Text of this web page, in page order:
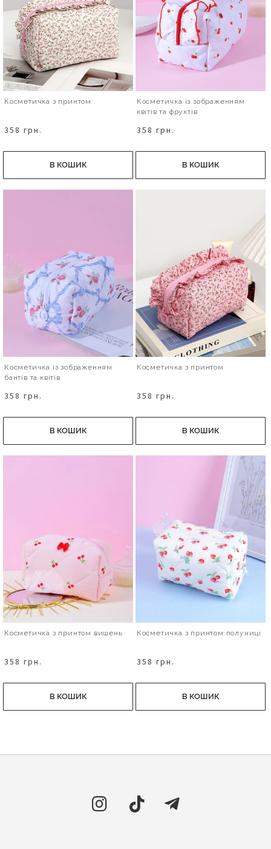
Косметичка з принтом
358 грн.
В КОШИК
Косметичка із зображенням
квітів та фруктів
358 грн.
В КОШИК
Косметичка із зображенням
бантів та квітів
358 грн.
В КОШИК
Косметичка з принтом
358 грн.
В КОШИК
Косметичка з принтом вишень
358 грн.
В КОШИК
Косметичка з принтом полуниці
358 грн.
В КОШИК